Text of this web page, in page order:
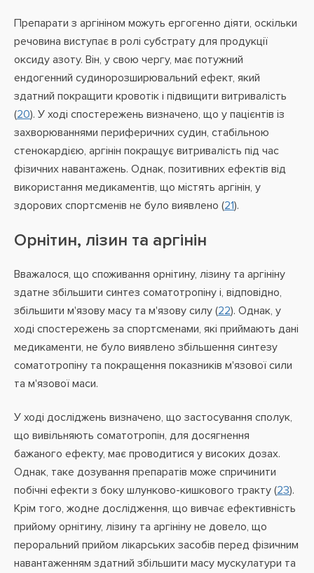
Препарати з аргініном можуть ергогенно діяти, оскільки
речовина виступає в ролі субстрату для продукції
оксиду азоту. Він, у свою чергу, має потужний
ендогенний судинорозширювальний ефект, який
здатний покращити кровотік і підвищити витривалість
(20). У ході спостережень визначено, що у пацієнтів із
захворюваннями периферичних судин, стабільною
стенокардією, аргінін покращує витривалість під час
фізичних навантажень. Однак, позитивних ефектів від
використання медикаментів, що містять аргінін, у
здорових спортсменів не було виявлено (21).
Орнітин, лізин та аргінін
Вважалося, що споживання орнітину, лізину та аргініну
здатне збільшити синтез соматотропіну і, відповідно,
збільшити м'язову масу та м'язову силу (22). Однак, у
ході спостережень за спортсменами, які приймають дані
медикаменти, не було виявлено збільшення синтезу
соматотропіну та покращення показників м'язової сили
та м'язової маси.
У ході досліджень визначено, що застосування сполук,
що вивільняють соматотропін, для досягнення
бажаного ефекту, має проводитися у високих дозах.
Однак, таке дозування препаратів може спричинити
побічні ефекти з боку шлунково-кишкового тракту (23).
Крім того, жодне дослідження, що вивчає ефективність
прийому орнітину, лізину та аргініну не довело, що
пероральний прийом лікарських засобів перед фізичним
навантаженням здатний збільшити масу мускулатури та